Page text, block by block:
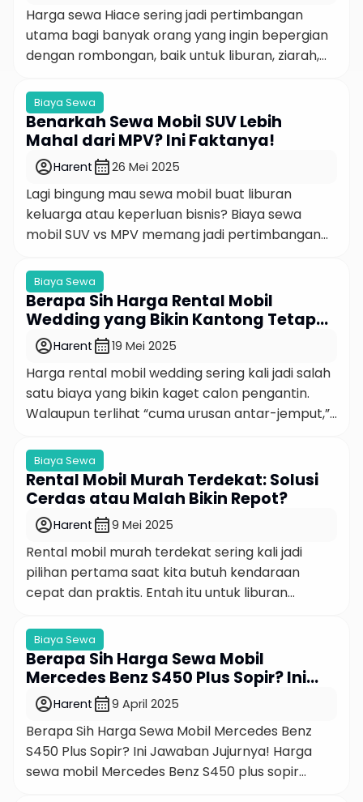
Harga sewa Hiace sering jadi pertimbangan
utama bagi banyak orang yang ingin bepergian
dengan rombongan, baik untuk liburan, ziarah,
tengah banyaknya pilihan kendaraan
berkapasitas besar, Toyota HiAce tetap jadi
salah satu yang paling dicari karena
kenyamanannya. Tapi, apakah harga sewa
Hiace masih masuk akal di tahun ini? Atau […]
Biaya Sewa
Benarkah Sewa Mobil SUV Lebih
Mahal dari MPV? Ini Faktanya!
account_circleHarent calendar_month26 Mei 2025
Lagi bingung mau sewa mobil buat liburan
keluarga atau keperluan bisnis? Biaya sewa
mobil SUV vs MPV memang jadi pertimbangan
seseorang yang udah berkecimpung di industri
rental mobil selama puluhan tahun, kami sering
banget ditanya sama klien: “Mas, sewa mobil
SUV lebih mahal dari MPV ya?” Nah, pertanyaan
ini […]
Biaya Sewa
Berapa Sih Harga Rental Mobil
Wedding yang Bikin Kantong Tetap
Aman? Panduan Lengkap 2025!
account_circleHarent calendar_month19 Mei 2025
Harga rental mobil wedding sering kali jadi salah
satu biaya yang bikin kaget calon pengantin.
Walaupun terlihat “cuma urusan antar-jemput,”
bisa membengkak jauh dari ekspektasi. Rata-
rata pasangan di Indonesia mengalokasikan
sekitar 5-8% dari total budget pernikahan untuk
transportasi. Jadi kalau budget nikahmu sekitar
Rp150 juta, sekitar Rp7,5 juta hingga […]
Biaya Sewa
Rental Mobil Murah Terdekat: Solusi
Cerdas atau Malah Bikin Repot?
account_circleHarent calendar_month9 Mei 2025
Rental mobil murah terdekat sering kali jadi
pilihan pertama saat kita butuh kendaraan
cepat dan praktis. Entah itu untuk liburan
ke acara penting, nyari yang “terdekat dan
termurah” terasa seperti solusi paling logis. Tapi,
apakah benar semudah itu? Jangan-jangan,
murahnya malah bikin kita boncos di belakang.
Yuk, kita bahas! […]
Biaya Sewa
Berapa Sih Harga Sewa Mobil
Mercedes Benz S450 Plus Sopir? Ini
Jawaban Jujurnya!
account_circleHarent calendar_month9 April 2025
Berapa Sih Harga Sewa Mobil Mercedes Benz
S450 Plus Sopir? Ini Jawaban Jujurnya! Harga
sewa mobil Mercedes Benz S450 plus sopir